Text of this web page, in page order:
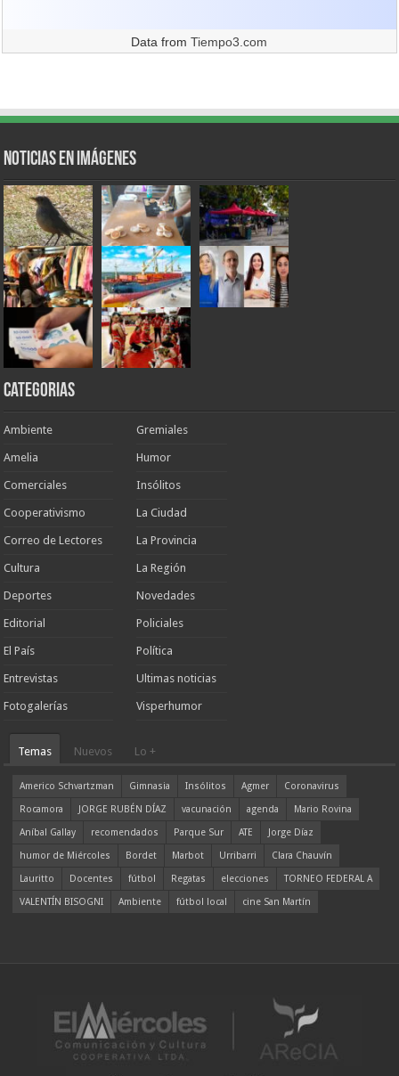
Data fromTiempo3.com
Noticias en Imágenes
Categorias
Ambiente
Amelia
Comerciales
Cooperativismo
Correo de Lectores
Cultura
Deportes
Editorial
El País
Entrevistas
Fotogalerías
Gremiales
Humor
Insólitos
La Ciudad
La Provincia
La Región
Novedades
Policiales
Política
Ultimas noticias
Visperhumor
Temas Nuevos Lo +
Americo Schvartzman Gimnasia Insólitos Agmer
Coronavirus
Rocamora
JORGE RUBÉN DÍAZ vacunación agenda
Mario Rovina
Aníbal Gallay
recomendados Parque Sur ATE
Jorge Díaz
humor de Miércoles
Bordet Marbot Urribarri
Clara Chauvín
Lauritto
Docentes fútbol Regatas elecciones
TORNEO FEDERAL A
VALENTÍN BISOGNI
Ambiente fútbol local cine San Martín